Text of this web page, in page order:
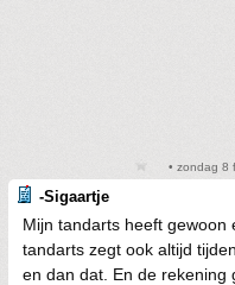
• zondag 8
-Sigaartje
Mijn tandarts heeft gewoon
tandarts zegt ook altijd
en dan dat. En de rekening